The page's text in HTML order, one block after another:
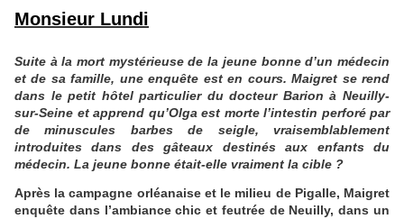
Monsieur Lundi
Suite à la mort mystérieuse de la jeune bonne d’un médecin
et de sa famille, une enquête est en cours. Maigret se rend
dans le petit hôtel particulier du docteur Barion à Neuilly-
sur-Seine et apprend qu’Olga est morte l’intestin perforé par
de minuscules barbes de seigle, vraisemblablement
introduites dans des gâteaux destinés aux enfants du
médecin. La jeune bonne était-elle vraiment la cible ?
Après la campagne orléanaise et le milieu de Pigalle, Maigret
enquête dans l’ambiance chic et feutrée de Neuilly, dans un